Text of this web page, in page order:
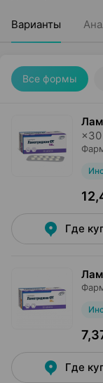
Варианты
Все формы
×30
Где
Где